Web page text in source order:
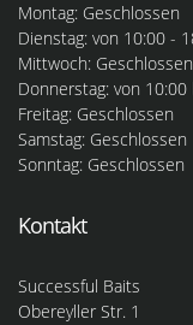
Montag: Geschlossen
Dienstag: von 10:00 -
Mittwoch: Geschlossen
Donnerstag: von
Freitag: Geschlossen
Samstag: Geschlossen
Sonntag: Geschlossen
Kontakt
Successful Baits
Obereyller Str. 1